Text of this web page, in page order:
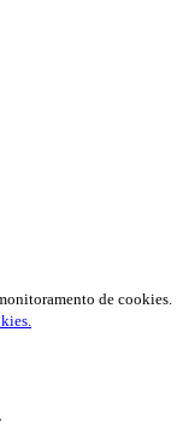
de cookies.